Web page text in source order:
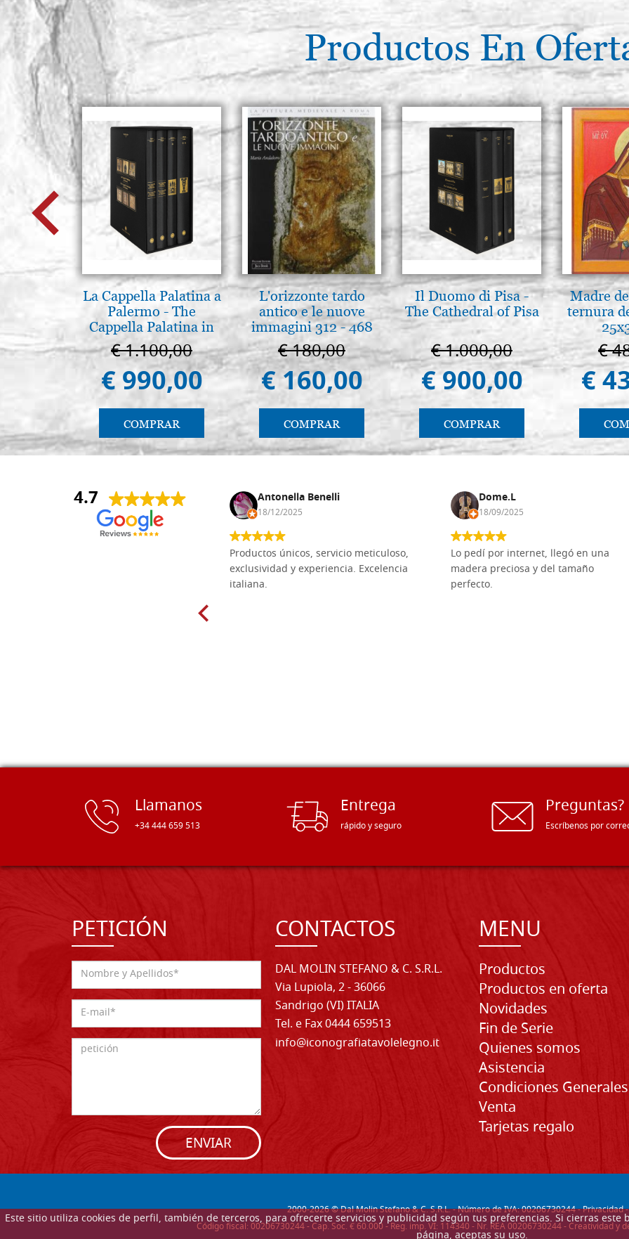
Este sitio utiliza cookies de perfil, también de terceros, para ofrecerte servicios y publicidad según tus preferencias. Si cierras
Productos En
La Cappella Palatina a
Palermo - The
Cappella Palatina in
Palermo
€ 1.100,00
€ 990,00
COMPRAR
L'orizzonte tardo
antico e le nuove
immagini 312 - 468
€ 180,00
€ 160,00
COMPRAR
Il Duomo di Pisa -
The Cathedral of Pisa
€ 1.000,00
€ 900,00
COMPRAR
Madre
ternura
€
€
4.7
Anna Maria Negri Antonella Benelli
18/12/2025
Productos únicos, servicio meticuloso,
exclusividad y experiencia. Excelencia
italiana.
Dome.L
18/09/2025
Lo pedí por internet, llegó en una
madera preciosa y del tamaño
perfecto.
Llamanos
+34 444 659 513
Entrega
rápido y seguro
Preguntas?
Escríbenos por
PETICIÓN
ENVIAR
CONTACTOS
DAL MOLIN STEFANO & C. S.R.L.
Via Lupiola, 2 - 36066
Sandrigo (VI) ITALIA
Tel. e Fax 0444 659513
info@iconografiatavolelegno.it
MENU
Productos
Productos en oferta
Novidades
Fin de Serie
Quienes somos
Asistencia
Condiciones
Venta
Tarjetas regalo
2000-2026© Dal Molin Stefano & C. S.R.L. - Número de IVA: 00206730244 -Privacidad
Código fiscal: 00206730244 - Cap. Soc. € 60.000 - Reg. imp. VI: 114340 - Nr. REA 00206730244 - Creatividad y